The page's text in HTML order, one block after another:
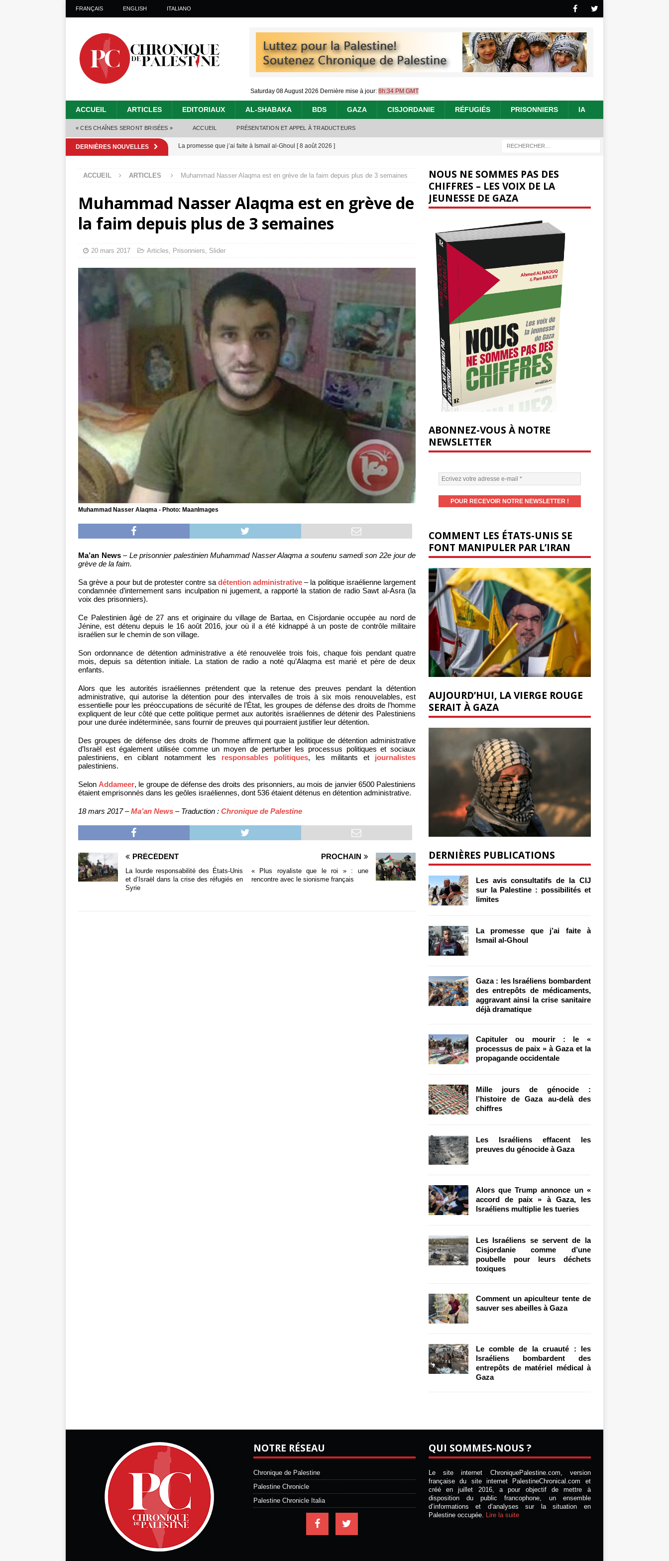
FRANÇAIS ENGLISH ITALIANO
Saturday 08 August 2026 Dernière mise à jour: 8h:34 PM GMT
ACCUEIL ARTICLES EDITORIAUX AL-SHABAKA BDS GAZA CISJORDANIE RÉFUGIÉS PRISONNIERS IA
« CES CHAÎNES SERONT BRISÉES » ACCUEIL PRÉSENTATION ET APPEL À TRADUCTEURS
DERNIÈRES NOUVELLES La promesse que j’ai faite à Ismail al-Ghoul [ 8 août 2026 ]
crise sanitaire déjà dramatique [ 7 août 2026 ]
Capituler ou mourir : le « processus de paix » à Gaza et la propagande occidentale
Mille jours de génocide : l’histoire de Gaza au-delà des chiffres
Les avis consultatifs de la CIJ sur la Palestine : possibilités et limites
ACCUEIL ARTICLES Muhammad Nasser Alaqma est en grève de la faim depuis plus de 3 semaines
Muhammad Nasser Alaqma est en grève de
la faim depuis plus de 3 semaines
20 mars 2017 Articles, Prisonniers, Slider
Muhammad Nasser Alaqma - Photo: MaanImages
Ma’an News– Le prisonnier palestinien Muhammad Nasser Alaqma a soutenu samedi son 22e jour de
grève de la faim.
Sa grève a pour but de protester contre sa détention administrative – la politique israélienne largement
condamnée d’internement sans inculpation ni jugement, a rapporté la station de radio Sawt al-Asra (la
voix des prisonniers).
Ce Palestinien âgé de 27 ans et originaire du village de Bartaa, en Cisjordanie occupée au nord de
Jénine, est détenu depuis le 16 août 2016, jour où il a été kidnappé à un poste de contrôle militaire
israélien sur le chemin de son village.
Son ordonnance de détention administrative a été renouvelée trois fois, chaque fois pendant quatre
mois, depuis sa détention initiale. La station de radio a noté qu’Alaqma est marié et père de deux
enfants.
Alors que les autorités israéliennes prétendent que la retenue des preuves pendant la détention
administrative, qui autorise la détention pour des intervalles de trois à six mois renouvelables, est
essentielle pour les préoccupations de sécurité de l’État, les groupes de défense des droits de l’homme
expliquent de leur côté que cette politique permet aux autorités israéliennes de détenir des Palestiniens
pour une durée indéterminée, sans fournir de preuves qui pourraient justifier leur détention.
Des groupes de défense des droits de l’homme affirment que la politique de détention administrative
d’Israël est également utilisée comme un moyen de perturber les processus politiques et sociaux
palestiniens, en ciblant notamment les responsables politiques, les militants et journalistes
palestiniens.
Selon Addameer, le groupe de défense des droits des prisonniers, au mois de janvier 6500 Palestiniens
étaient emprisonnés dans les geôles israéliennes, dont 536 étaient détenus en détention administrative.
18 mars 2017 –Ma’an News – Traduction : Chronique de Palestine
PRÉCÉDENT
La lourde responsabilité des États-Unis
et d’Israël dans la crise des réfugiés en
Syrie
PROCHAIN
« Plus royaliste que le roi » : une
rencontre avec le sionisme français
NOUS NE SOMMES PAS DES
CHIFFRES – LES VOIX DE LA
JEUNESSE DE GAZA
ABONNEZ-VOUS À NOTRE
NEWSLETTER
COMMENT LES ÉTATS-UNIS SE
FONT MANIPULER PAR L’IRAN
AUJOURD’HUI, LA VIERGE ROUGE
SERAIT À GAZA
DERNIÈRES PUBLICATIONS
Les avis consultatifs de la CIJ
sur la Palestine : possibilités et
limites
La promesse que j’ai faite à
Ismail al-Ghoul
Gaza : les Israéliens bombardent
des entrepôts de médicaments,
aggravant ainsi la crise sanitaire
déjà dramatique
Capituler ou mourir : le «
processus de paix » à Gaza et la
propagande occidentale
Mille jours de génocide :
l’histoire de Gaza au-delà des
chiffres
Les Israéliens effacent les
preuves du génocide à Gaza
Alors que Trump annonce un «
accord de paix » à Gaza, les
Israéliens multiplie les tueries
Les Israéliens se servent de la
Cisjordanie comme d’une
poubelle pour leurs déchets
toxiques
Comment un apiculteur tente de
sauver ses abeilles à Gaza
Le comble de la cruauté : les
Israéliens bombardent des
entrepôts de matériel médical à
Gaza
NOTRE RÉSEAU
Chronique de Palestine
Palestine Chronicle
Palestine Chronicle Italia
QUI SOMMES-NOUS ?
Le site internet ChroniquePalestine.com, version
française du site internet PalestineChronical.com et
créé en juillet 2016, a pour objectif de mettre à
disposition du public francophone, un ensemble
d’informations et d’analyses sur la situation en
Palestine occupée. Lire la suite